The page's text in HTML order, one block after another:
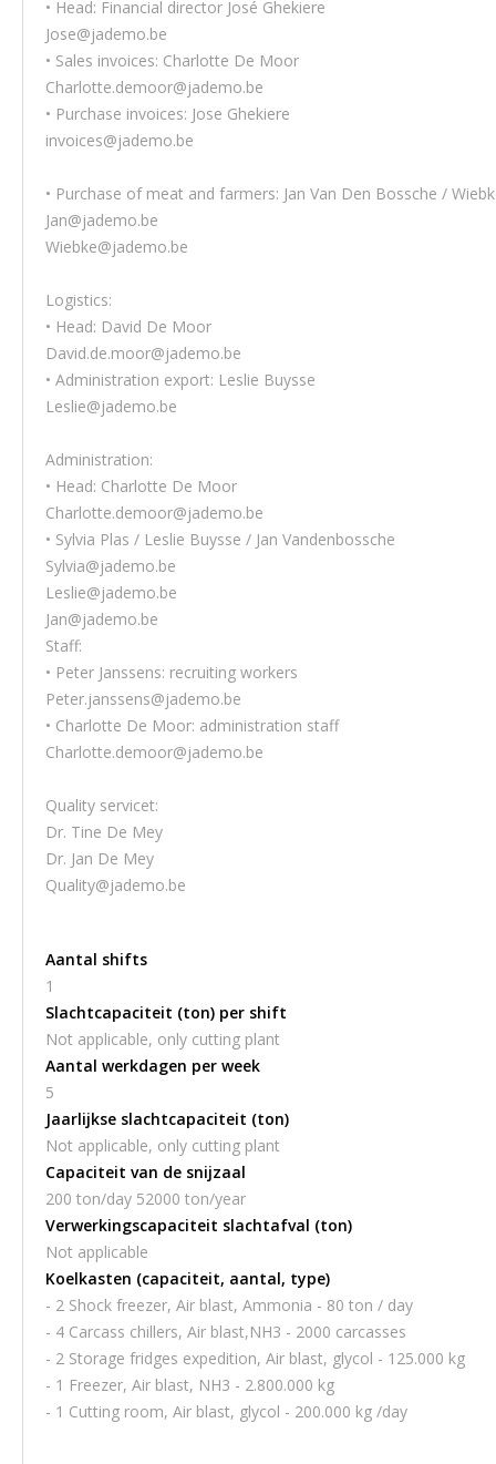
• Head: Financial director José Ghekiere
Jose@jademo.be
• Sales invoices: Charlotte De Moor
Charlotte.demoor@jademo.be
• Purchase invoices: Jose Ghekiere
invoices@jademo.be
• Purchase of meat and farmers: Jan Van Den Bossche /
Jan@jademo.be
Wiebke@jademo.be
Logistics:
• Head: David De Moor
David.de.moor@jademo.be
• Administration export: Leslie Buysse
Leslie@jademo.be
Administration:
• Head: Charlotte De Moor
Charlotte.demoor@jademo.be
• Sylvia Plas / Leslie Buysse / Jan Vandenbossche
Sylvia@jademo.be
Leslie@jademo.be
Jan@jademo.be
Staff:
• Peter Janssens: recruiting workers
Peter.janssens@jademo.be
• Charlotte De Moor: administration staff
Charlotte.demoor@jademo.be
Quality servicet:
Dr. Tine De Mey
Dr. Jan De Mey
Quality@jademo.be
Aantal shifts
1
Slachtcapaciteit (ton) per shift
Not applicable, only cutting plant
Aantal werkdagen per week
5
Jaarlijkse slachtcapaciteit (ton)
Not applicable, only cutting plant
Capaciteit van de snijzaal
200 ton/day 52000 ton/year
Verwerkingscapaciteit slachtafval (ton)
Not applicable
Koelkasten (capaciteit, aantal, type)
- 2 Shock freezer, Air blast, Ammonia - 80 ton / day
- 4 Carcass chillers, Air blast,NH3 - 2000 carcasses
- 2 Storage fridges expedition, Air blast, glycol - 125.000 kg
- 1 Freezer, Air blast, NH3 - 2.800.000 kg
- 1 Cutting room, Air blast, glycol - 200.000 kg /day